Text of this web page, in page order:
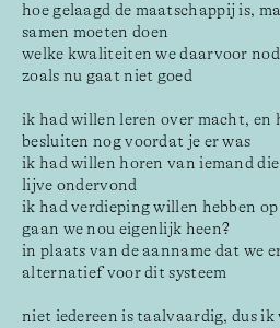
hoe gelaagd de maatschappij is,
samen moeten doen
welke kwaliteiten we daarvoor
zoals nu gaat niet goed
ik had willen leren over macht, en
besluiten nog voordat je er was
ik had willen horen van iemand
lijve ondervond
ik had verdieping willen hebben
gaan we nou eigenlijk heen?
in plaats van de aanname dat we
alternatief voor dit systeem
niet iedereen is taalvaardig, dus ik